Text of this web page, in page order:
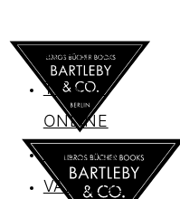
AGENDA
TIENDA
ONLINE
Nosotros
VALES DE